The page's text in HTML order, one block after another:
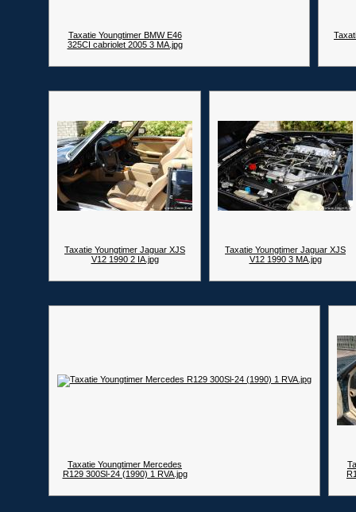
Taxatie Youngtimer BMW E46
325CI cabriolet 2005 3 MA.jpg
Taxatie Youngtimer Jaguar XJS
V12 1990 2 IA.jpg
Taxatie Youngtimer Jaguar XJS
V12 1990 3 MA.jpg
Taxatie Youngtimer Mercedes
R129 300Sl-24 (1990) 1 RVA.jpg